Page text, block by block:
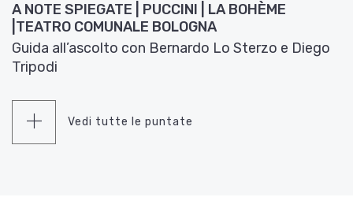
A NOTE SPIEGATE | PUCCINI | LA BOHÈME
|TEATRO COMUNALE BOLOGNA
Guida all’ascolto con Bernardo Lo Sterzo e Diego
Tripodi
Vedi tutte le puntate